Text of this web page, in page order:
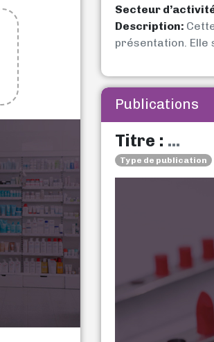
Secteur
Description:
présentation.
Publications
Titre : ...
Type de publication